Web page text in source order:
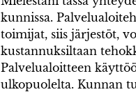
kunnissa.
toimijat, siis järjestöt,
kustannuksiltaan
Palvelualoitteen
ulkopuolelta. Kunnan